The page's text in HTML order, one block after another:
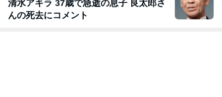
清水アキラ 37歳で急逝の息子 良太郎さ
んの死去にコメント